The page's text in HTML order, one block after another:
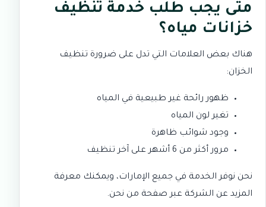
متى يجب طلب خدمة تنظيف
خزانات مياه؟
هناك بعض العلامات التي تدل على ضرورة تنظيف
الخزان:
ظهور رائحة غير طبيعية في المياه
تغير لون المياه
وجود شوائب ظاهرة
مرور أكثر من 6 أشهر على آخر تنظيف
نحن نوفر الخدمة في جميع الإمارات، ويمكنك معرفة
المزيد عن الشركة عبر صفحة من نحن.